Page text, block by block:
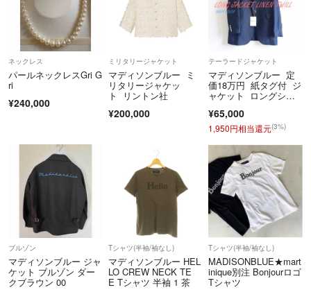
ネックレス
パールネックレスGri G
ri
¥240,000
ミリタリージャケット
マディソンブルー ミ
リタリージャケッ
ト リントン社
¥200,000
テーラードジャケット
マディソンブルー 定
価18万円 紙タグ付 ジ
ャケット ロングシー
¥65,000
1,950円相当還元(3%)
ブルゾン
マディソンブルー ジャ
ケット ブルゾン ダー
クブラウン 00
Tシャツ(半袖/袖なし)
マディソンブルー HEL
LO CREW NECK TE
E Tシャツ 半袖 1 茶
Tシャツ(半袖/袖なし)
MADISONBLUE★mart
inique別注 Bonjourロゴ
Tシャツ